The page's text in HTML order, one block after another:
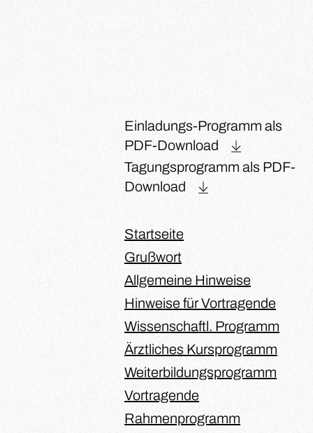
Einladungs-Programm als
PDF-Download
Tagungsprogramm als PDF-
Download
Startseite
Grußwort
Allgemeine Hinweise
Hinweise für Vortragende
Wissenschaftl. Programm
Ärztliches Kursprogramm
Weiterbildungsprogramm
Vortragende
Rahmenprogramm